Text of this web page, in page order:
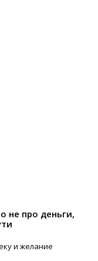
не про деньги,
и желание